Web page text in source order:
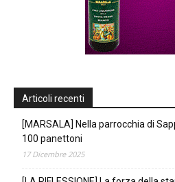
Articoli recenti
[MARSALA] Nella parrocchia di
100 panettoni
17 Dicembre 2025